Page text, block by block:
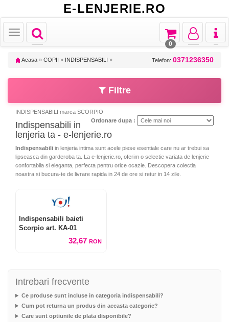
E-LENJERIE.RO
Toggle
navigation
Toggle
Toggle
navigation
Toggle
navigation
Toggle
navigation
0
Acasa » COPII » INDISPENSABILI » Telefon: 0371236350
Filtre
INDISPENSABILI marca SCORPIO
Ordonare dupa :
Indispensabili in
lenjeria ta - e-lenjerie.ro
Indispensabili in lenjeria intima sunt acele piese esentiale care nu ar trebui sa
lipseasca din garderoba ta. La e-lenjerie.ro, oferim o selectie variata de lenjerie
confortabila si eleganta, perfecta pentru orice ocazie. Descopera colectia
noastra si bucura-te de livrare rapida in 24 de ore si retur in 14 zile.
Indispensabili baieti
Scorpio art. KA-01
32,67 RON
Intrebari frecvente
Ce produse sunt incluse in categoria indispensabili?
Cum pot returna un produs din aceasta categorie?
Care sunt optiunile de plata disponibile?